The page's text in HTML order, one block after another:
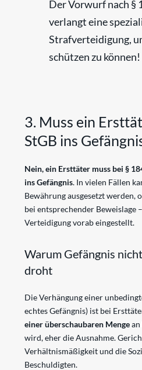
Der Vorwurf nach §
verlangt eine
Strafverteidigung,
schützen zu können!
3. Muss ein
StGB ins
Nein, ein Ersttäter muss bei §
ins Gefängnis. In vielen Fällen
Bewährung ausgesetzt werden,
bei entsprechender Beweislage
Verteidigung vorab eingestellt.
Warum Gefängnis
droht
Die Verhängung einer
echtes Gefängnis) ist bei
einer überschaubaren Menge
wird, eher die Ausnahme.
Verhältnismäßigkeit und die
Beschuldigten.